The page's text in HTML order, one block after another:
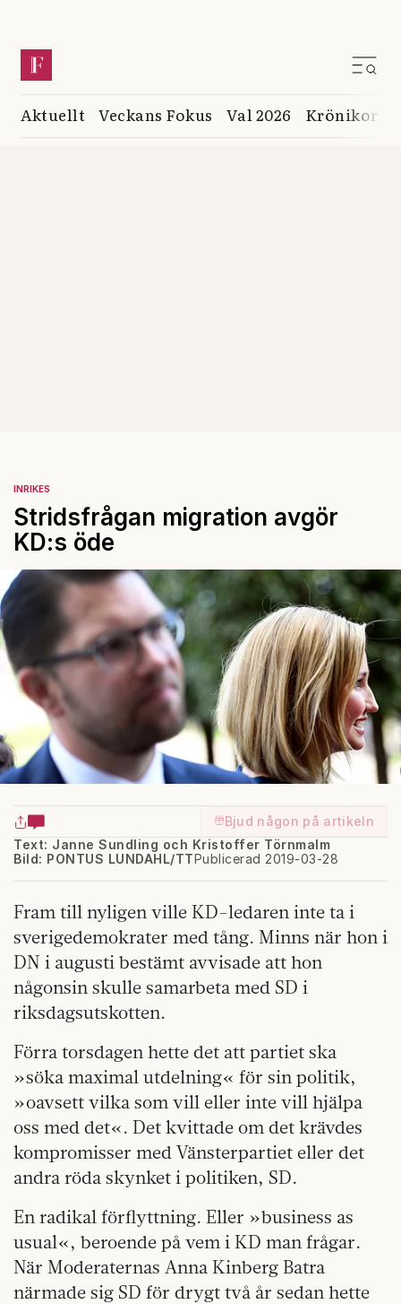
Aktuellt Veckans Fokus Val 2026 Krönikor
INRIKES
Stridsfrågan migration avgör
KD:s öde
Bjud någon på artikeln
Text: Janne Sundling och Kristoffer Törnmalm
Publicerad 2019-03-28
Bild: PONTUS LUNDAHL/TT
Fram till nyligen ville KD-ledaren inte ta i
sverigedemokrater med tång. Minns när hon i
DN i augusti bestämt avvisade att hon
någonsin skulle samarbeta med SD i
riksdagsutskotten.
Förra torsdagen hette det att partiet ska
»söka maximal utdelning« för sin politik,
»oavsett vilka som vill eller inte vill hjälpa
oss med det«. Det kvittade om det krävdes
kompromisser med Vänsterpartiet eller det
andra röda skynket i politiken, SD.
En radikal förflyttning. Eller »business as
usual«, beroende på vem i KD man frågar.
När Moderaternas Anna Kinberg Bat­ra
närmade sig SD för drygt två år sedan hette